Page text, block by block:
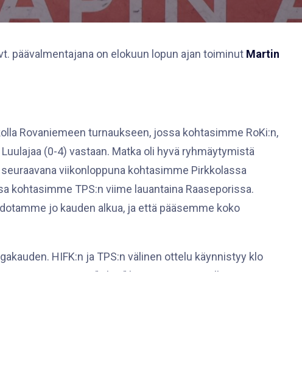
päävalmentajana on elokuun lopun ajan toiminut Martin
Rovaniemeen turnaukseen, jossa kohtasimme RoKi:n,
(0-4) vastaan. Matka oli hyvä ryhmäytymistä
viikonloppuna kohtasimme Pirkkolassa
kohtasimme TPS:n viime lauantaina Raaseporissa.
jo kauden alkua, ja että pääsemme koko
HIFK:n ja TPS:n välinen ottelu käynnistyy klo
Ensimmäinen ”oikea” kotimatsi Gimmoilla on